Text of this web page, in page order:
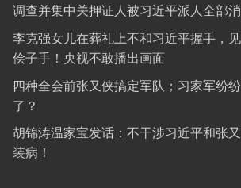
调查并集中关押证人被习近平派人全部
李克强女儿在葬礼上不和习近平握手，
侩子手！央视不敢播出画面
四种全会前张又侠搞定军队；习家军纷
了？
胡锦涛温家宝发话：不干涉习近平和张
装病！